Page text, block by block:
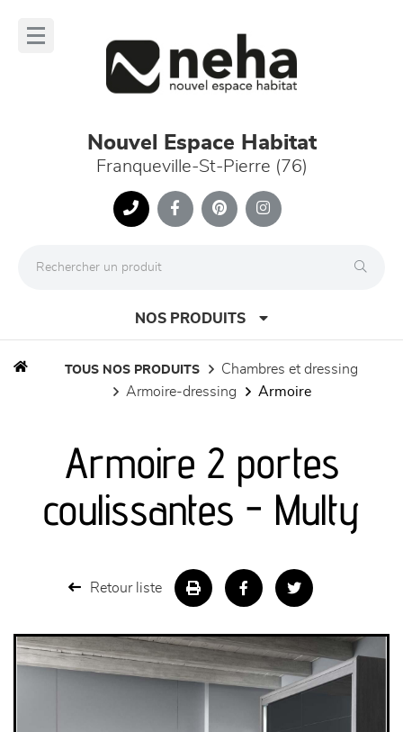
Nouvel Espace Habitat
Franqueville-St-Pierre (76)
NOS PRODUITS
séjours
meubles de complément
décoration
TOUS NOS PRODUITS
chambres et dressing
armoire-dressing
armoire
Armoire 2 portes
coulissantes - Multy
Retour liste